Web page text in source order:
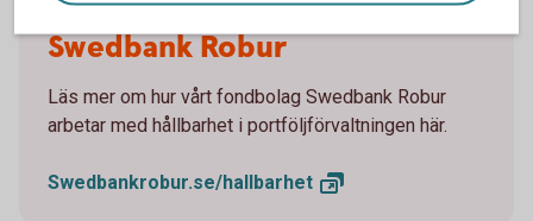
Swedbank Robur
Läs mer om hur vårt fondbolag Swedbank Robur
arbetar med hållbarhet i portföljförvaltningen här.
Swedbankrobur.se/hallbarhet